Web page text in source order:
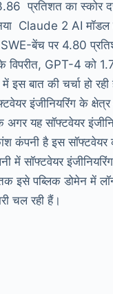
प्रतिशत का स्कोर
Claude 2 AI मॉडल
बेंच पर 4.80
विपरीत, GPT-4 को
इस बात की चर्चा हो
इंजीनियरिंग के
अगर यह सॉफ्टवेयर
कंपनी है इस
में सॉफ्टवेयर
इसे पब्लिक डोमेन में
चल रही हैं।